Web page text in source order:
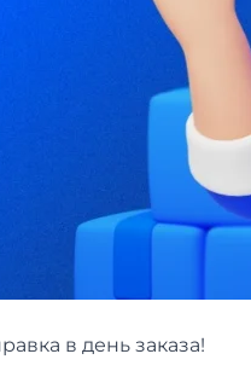
в день заказа!